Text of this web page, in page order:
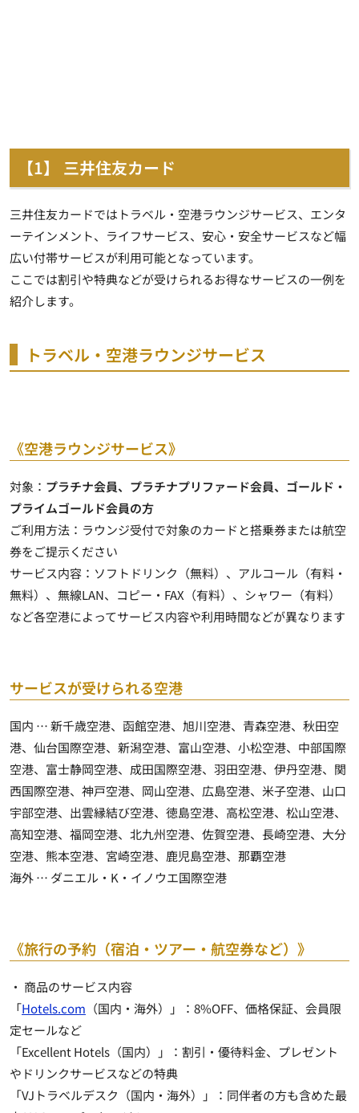
【1】 三井住友カード
三井住友カードでは トラベル・空港ラウンジサービス、エンタ
ーテインメント、ライフサービス、安心・安全サービスなど幅
広い付帯サービスが利用可能となっています。
ここでは割引や特典などが受けられるお得なサービスの一例を
紹介します。
トラベル・空港ラウンジサービス
《空港ラウンジサービス》
対象： プラチナ会員、プラチナプリファード会員、ゴールド・
プライムゴールド会員の方
ご利用方法： ラウンジ受付で対象のカードと搭乗券または航空
券をご提示ください
サービス内容：ソフトドリンク（無料）、アルコール（有料・
無料）、無線LAN、コピー・FAX（有料）、シャワー（有料）
など各空港によってサービス内容や利用時間などが異なります
サービスが受けられる空港
国内 … 新千歳空港、函館空港、旭川空港、青森空港、秋田空
港、仙台国際空港、新潟空港、富山空港、小松空港、中部国際
空港、富士静岡空港、成田国際空港、羽田空港、伊丹空港、関
西国際空港、神戸空港、岡山空港、広島空港、米子空港、山口
宇部空港、出雲縁結び空港、徳島空港、高松空港、松山空港、
高知空港、福岡空港、北九州空港、佐賀空港、長崎空港、大分
空港、熊本空港、宮崎空港、鹿児島空港、那覇空港
海外 … ダニエル・K・イノウエ国際空港
《旅行の予約（宿泊・ツアー・航空券など）》
・ 商品のサービス内容
「Hotels.com （国内・海外）」：8%OFF、価格保証、会員限
定セールなど
「Excellent Hotels（国内）」：割引・優待料金、プレゼント
やドリンクサービスなどの特典
「VJトラベルデスク（国内・海外）」：同伴者の方も含めた最